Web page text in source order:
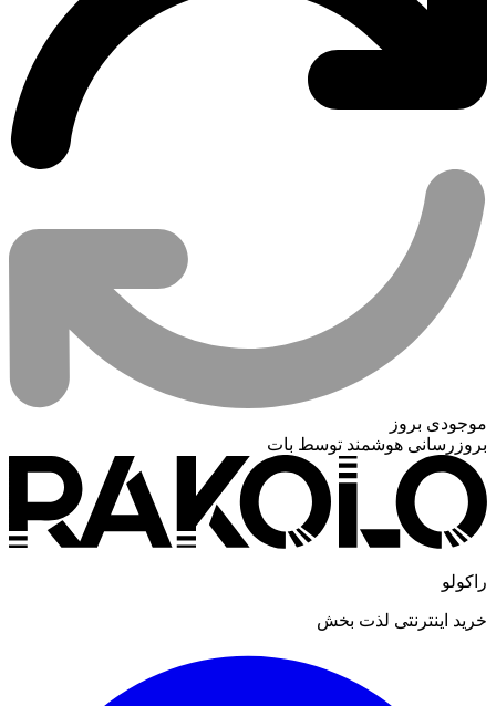
موجودی بروز
بروزرسانی هوشمند توسط بات
راکولو
خرید اینترنتی لذت بخش